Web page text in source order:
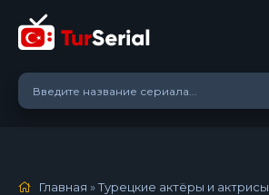
Главная »Турецкие актёры и актрисы